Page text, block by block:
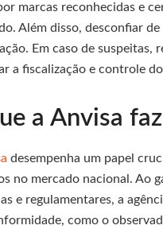
marcas reconhecidas e
Além disso, desconfiar
Em caso de suspeitas,
a fiscalização e controle
a Anvisa
desempenha um papel
no mercado nacional. Ao
e regulamentares, a
como o